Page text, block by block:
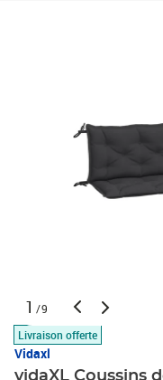
1 /9
Livraison offerte
Vidaxl
vidaXL Coussins